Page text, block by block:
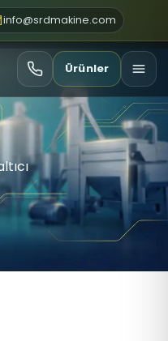
info@srdmakine.com
Ürünler